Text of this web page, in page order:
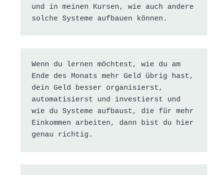
und in meinen Kursen, wie auch andere
solche Systeme aufbauen können.
Wenn du lernen möchtest, wie du am
Ende des Monats mehr Geld übrig hast,
dein Geld besser organisierst,
automatisierst und investierst und
wie du Systeme aufbaust, die für mehr
Einkommen arbeiten, dann bist du hier
genau richtig.